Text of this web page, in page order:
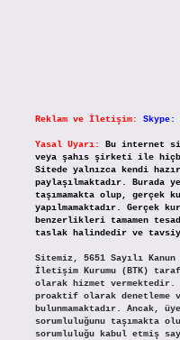
Reklam ve İletişim: Skype:
Yasal Uyarı:
Bu internet
veya şahıs şirketi ile
Sitede yalnızca kendi
paylaşılmaktadır.
taşımamakta olup, gerçek
yapılmamaktadır. Gerçek
benzerlikleri tamamen
taslak halindedir ve
Sitemiz, 5651 Sayılı
İletişim Kurumu (BTK)
olarak hizmet
proaktif olarak denetleme
bulunmamaktadır. Ancak,
sorumluluğunu taşımakta
sorumluluğu kabul etmiş